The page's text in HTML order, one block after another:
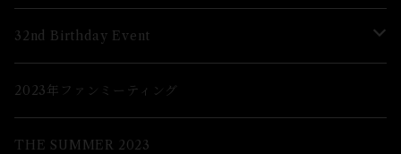
Lブロマイド
２Lブロマイド
グッズ
32nd Birthday Event
Lブロマイド
2Lブロマイド
2023年ファンミーティング
THE SUMMER 2023